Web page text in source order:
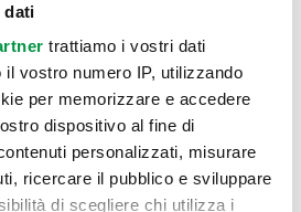
dati
trattiamo i vostri dati
il vostro numero IP, utilizzando
per memorizzare e accedere
dispositivo al fine di
personalizzati, misurare
ricercare il pubblico e sviluppare
di scegliere chi utilizza i